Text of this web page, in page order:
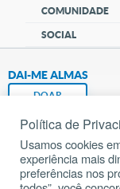
COMUNIDADE
SOCIAL
DAI-ME ALMAS
DOAR
Política de
Usamos cookies
experiência mais
preferências nos